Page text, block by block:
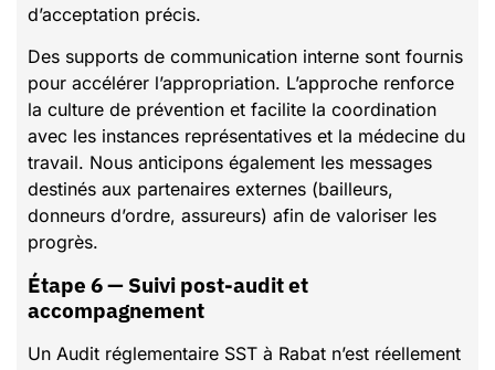
d’acceptation précis.
Des supports de communication interne sont fournis
pour accélérer l’appropriation. L’approche renforce
la culture de prévention et facilite la coordination
avec les instances représentatives et la médecine du
travail. Nous anticipons également les messages
destinés aux partenaires externes (bailleurs,
donneurs d’ordre, assureurs) afin de valoriser les
progrès.
Étape 6 — Suivi post-audit et
accompagnement
Un Audit réglementaire SST à Rabat n’est réellement